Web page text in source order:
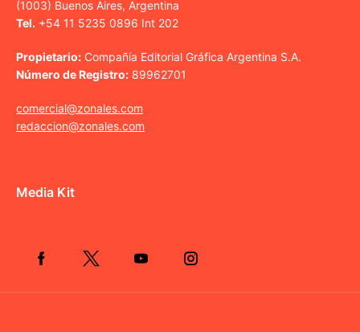
(1003) Buenos Aires, Argentina
Tel. +54 11 5235 0896 Int 202
Propietario: Compañía Editorial Gráfica Argentina S.A.
Número de Registro: 89962701
comercial@zonales.com
redaccion@zonales.com
Media Kit